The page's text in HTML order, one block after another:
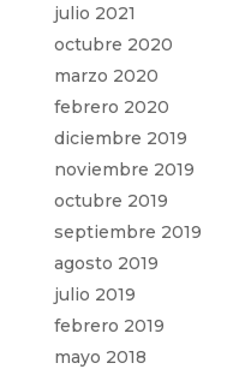
julio 2021
octubre 2020
marzo 2020
febrero 2020
diciembre 2019
noviembre 2019
octubre 2019
septiembre 2019
agosto 2019
julio 2019
febrero 2019
mayo 2018